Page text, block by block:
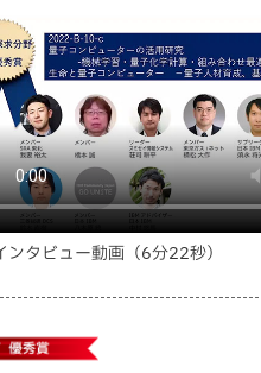
ンタビュー動画（6分22秒）